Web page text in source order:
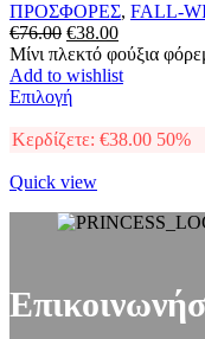
στη
σελίδα
του
προϊόντος
ΠΡΟΣΦΟΡΕΣ, FALL-
€76.00 Original
price
was:
€76.00.
€38.00Η
τρέχουσα
τιμή
Μίνι πλεκτό φούξια
Add to wishlist
ΕπιλογήΑυτό
προϊόν
πολλαπλές
Οι
επιλεγούν
Κερδίζετε: €38.00 50%
Quick view